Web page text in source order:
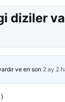
diziler
ve en son 2 ay 2